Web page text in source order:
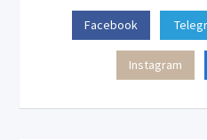
Facebook
Instagram